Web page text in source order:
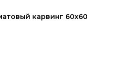
карвинг 60х60